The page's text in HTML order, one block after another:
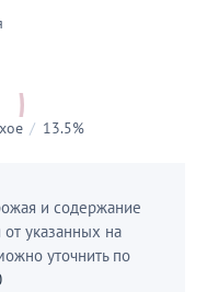
/ 13.5%
и содержание
от указанных на
уточнить по